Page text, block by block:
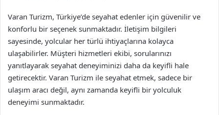
Varan Turizm, Türkiye’de seyahat edenler için güvenilir ve
konforlu bir seçenek sunmaktadır. İletişim bilgileri
sayesinde, yolcular her türlü ihtiyaçlarına kolayca
ulaşabilirler. Müşteri hizmetleri ekibi, sorularınızı
yanıtlayarak seyahat deneyiminizi daha da keyifli hale
getirecektir. Varan Turizm ile seyahat etmek, sadece bir
ulaşım aracı değil, aynı zamanda keyifli bir yolculuk
deneyimi sunmaktadır.